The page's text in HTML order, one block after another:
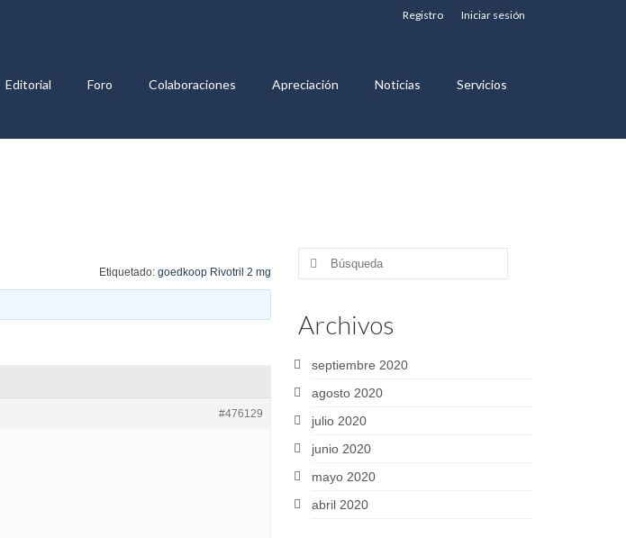
Registro Iniciar sesión
Editorial Foro Colaboraciones Apreciación Noticias Servicios
Etiquetado: goedkoop Rivotril 2 mg
#476129
Buscar
Archivos
septiembre 2020
agosto 2020
julio 2020
junio 2020
mayo 2020
abril 2020